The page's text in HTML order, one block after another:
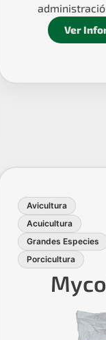
Ver
Avicultura
Acuicultura
Grandes Especies
Porcicultura